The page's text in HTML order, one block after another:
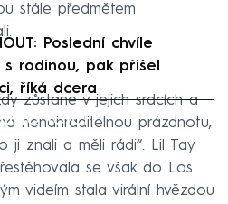
stále předmětem
Poslední chvíle
s rodinou, pak přišel
říká dcera
to fetch
zůstane v jejich srdcích a
nenahraditelnou prázdnotu,
ji znali a měli rádi“. Lil Tay
se však do Los
videím stala virální hvězdou